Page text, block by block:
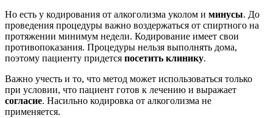
Но есть у кодирования от алкоголизма уколом и минусы. До
проведения процедуры важно воздержаться от спиртного на
протяжении минимум недели. Кодирование имеет свои
противопоказания. Процедуры нельзя выполнять дома,
поэтому пациенту придется посетить клинику.
Важно учесть и то, что метод может использоваться только
при условии, что пациент готов к лечению и выражает
согласие. Насильно кодировка от алкоголизма не
применяется.